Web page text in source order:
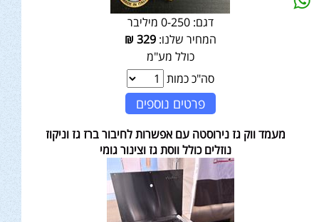
דגם: 0-250 מיליבר
המחיר שלנו:329
₪
כולל מע"מ
סה"כ כמות
פרטים נוספים
מעמד ווק גז נירוסטה עם אפשרות לחיבור ברז גז וניקוז
נוזלים כולל ווסת גז וצינור גומי